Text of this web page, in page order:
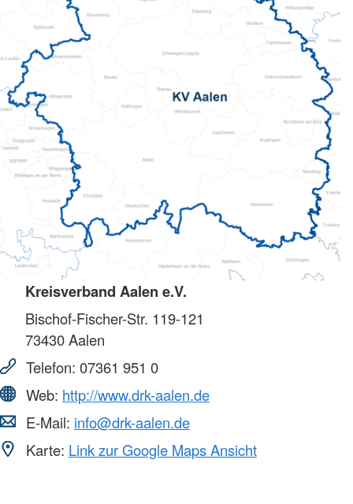
Kreisverband Aalen e.V.
Bischof-Fischer-Str. 119-121
73430Aalen
Telefon: 07361 951 0
Web: http://www.drk-aalen.de
E-Mail: info@drk-aalen.de
Karte: Link zur Google Maps Ansicht